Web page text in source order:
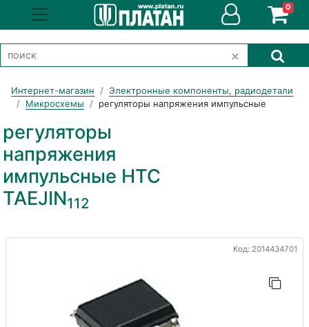
0
Интернет-магазин
Электронные компоненты, радиодетали
Микросхемы
регуляторы напряжения импульсные
регуляторы
напряжения
импульсные HTC
TAEJIN112
Код: 2014434701